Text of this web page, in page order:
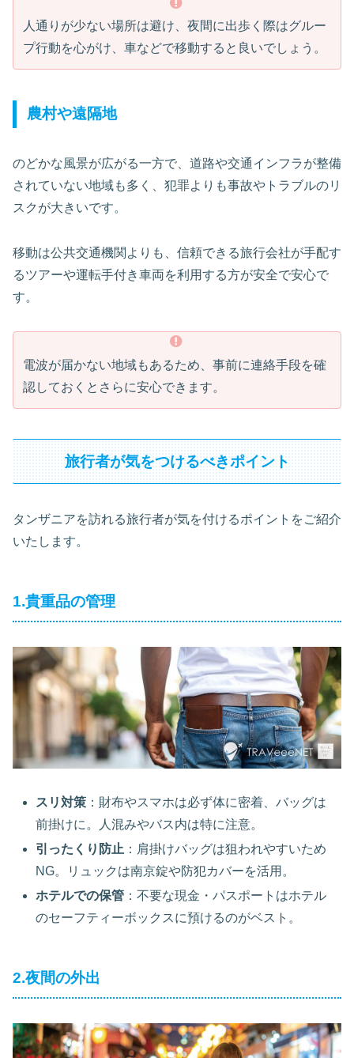
人通りが少ない場所は避け、夜間に出歩く際はグルー
プ行動を心がけ、車などで移動すると良いでしょう。
農村や遠隔地
のどかな風景が広がる一方で、道路や交通インフラが整備
されていない地域も多く、犯罪よりも事故やトラブルのリ
スクが大きいです。
移動は公共交通機関よりも、信頼できる旅行会社が手配す
るツアーや運転手付き車両を利用する方が安全で安心で
す。
電波が届かない地域もあるため、事前に連絡手段を確
認しておくとさらに安心できます。
旅行者が気をつけるべきポイント
タンザニアを訪れる旅行者が気を付けるポイントをご紹介
いたします。
1.貴重品の管理
スリ対策 ：財布やスマホは必ず体に密着、バッグは
前掛けに。人混みやバス内は特に注意。
引ったくり防止 ：肩掛けバッグは狙われやすいため
NG。リュックは南京錠や防犯カバーを活用。
ホテルでの保管 ：不要な現金・パスポートはホテル
のセーフティーボックスに預けるのがベスト。
2.夜間の外出